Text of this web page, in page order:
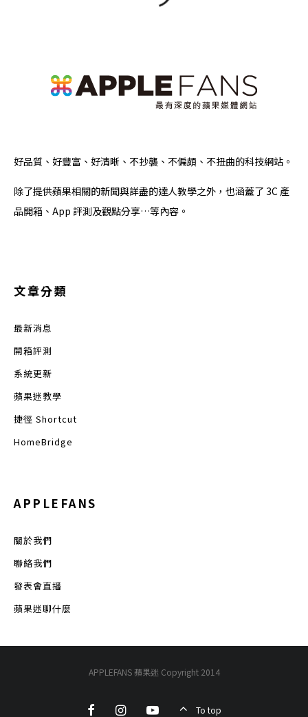
好品質、好豐富、好清晰、不抄襲、不偏頗、不扭曲的科技網站。
除了提供蘋果相關的新聞與詳盡的達人教學之外，也涵蓋了 3C 產
品開箱、App 評測及觀點分享…等內容。
文章分類
最新消息
開箱評測
系統更新
蘋果迷教學
捷徑 Shortcut
HomeBridge
APPLEFANS
關於我們
聯絡我們
發表會直播
蘋果迷聊什麼
APPLEFANS 蘋果迷 Copyright 2014
To top